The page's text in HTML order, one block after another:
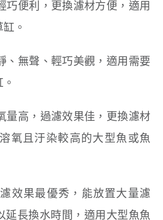
巧便利，更換濾材方便，適用
。
、無聲、輕巧美觀，適用需要
量高，過濾效果佳，更換濾材
氧且汙染較高的大型魚或魚
效果最優秀，能放置大量濾
延長換水時間，適用大型魚魚